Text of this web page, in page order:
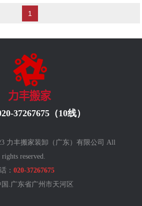
1
37267675（10线）
力丰搬家装卸（广东）有限公司 All
rights reserved.
：020-37267675
国.广东省广州市天河区